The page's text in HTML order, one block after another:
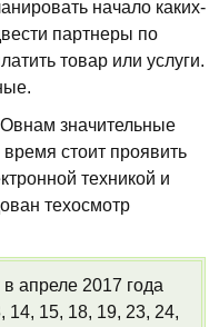
начало каких-
партнеры по
товар или услуги.
значительные
стоит проявить
техникой и
техосмотр
апреле 2017 года
14, 15, 18, 19, 23, 24,